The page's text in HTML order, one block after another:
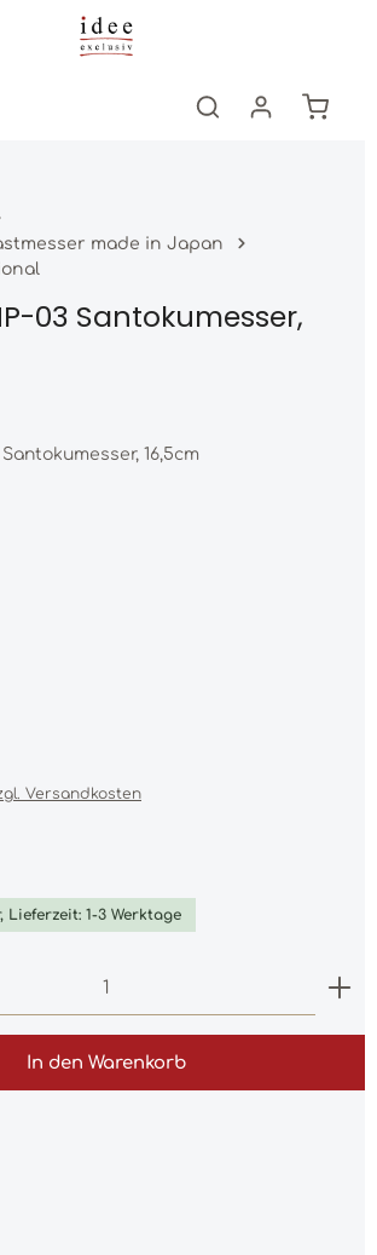
springen
made in Japan
03 Santokumesser,
Versandkosten
von 0 von 5 Sternen
1-3 Werktage
Gib den gewünschten Wert
In den Warenkorb